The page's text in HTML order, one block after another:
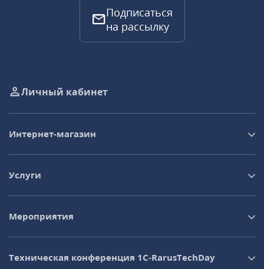
Подписаться
на рассылку
Личный кабинет
Интернет-магазин
Услуги
Мероприятия
Техническая конференция 1C‑RarusTechDay